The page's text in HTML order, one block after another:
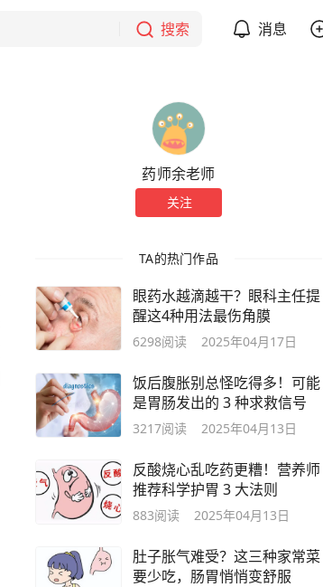
搜索 消息
药师余老师
关注
TA的热门作品
眼药水越滴越干？眼科主任提
醒这4种用法最伤角膜
6298阅读 2025年04月17日
饭后腹胀别总怪吃得多！可能
是胃肠发出的 3 种求救信号
3217阅读 2025年04月13日
反酸烧心乱吃药更糟！营养师
推荐科学护胃 3 大法则
883阅读 2025年04月13日
肚子胀气难受？这三种家常菜
要少吃，肠胃悄悄变舒服